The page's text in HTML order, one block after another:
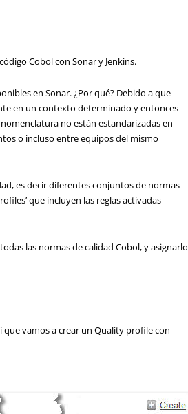
Cobol con Sonar y Jenkins.
en Sonar. ¿Por qué? Debido a que
en un contexto determinado y entonces
no están estandarizadas en
o incluso entre equipos del mismo
es decir diferentes conjuntos de normas
que incluyen las reglas activadas
las normas de calidad Cobol, y asignarlo
que vamos a crear un Quality profile con